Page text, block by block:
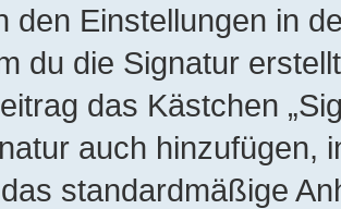
den Einstellungen in
du die Signatur
das Kästchen
auch hinzufügen,
standardmäßige